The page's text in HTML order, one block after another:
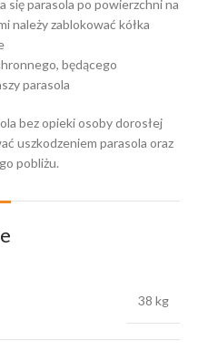
się parasola po powierzchni na
należy zablokować kółka
będącego
parasola
bez opieki osoby dorosłej
uszkodzeniem parasola oraz
pobliżu.
38 kg